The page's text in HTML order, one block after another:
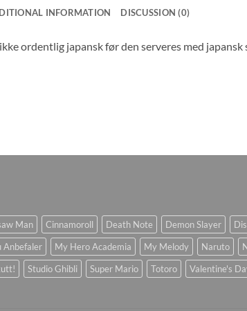
INFORMATION DISCUSSION (0)
ordentlig japansk før den serveres med japansk
Man Cinnamoroll Death Note Demon Slayer
Anbefaler My Hero Academia My Melody Naruto
Studio Ghibli Super Mario Totoro Valentine's